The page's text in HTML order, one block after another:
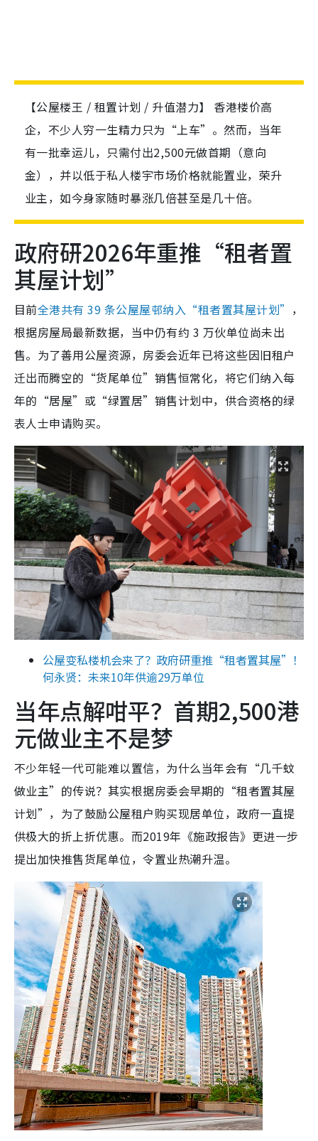
【公屋楼王 / 租置计划 / 升值潜力】 香港楼价高
企，不少人穷一生精力只为“上车”。然而，当年
有一批幸运儿，只需付出2,500元做首期（意向
金），并以低于私人楼宇市场价格就能置业，荣升
业主，如今身家随时暴涨几倍甚至是几十倍。
政府研2026年重推“租者置
其屋计划”
目前全港共有 39 条公屋屋邨纳入“租者置其屋计划” ，
根据房屋局最新数据，当中仍有约 3 万伙单位尚未出
售。为了善用公屋资源，房委会近年已将这些因旧租户
迁出而腾空的“货尾单位”销售恒常化，将它们纳入每
年的“居屋”或“绿置居”销售计划中，供合资格的绿
表人士申请购买。
公屋变私楼机会来了？政府研重推“租者置其屋”！
何永贤：未来10年供逾29万单位
当年点解咁平？首期2,500港
元做业主不是梦
不少年轻一代可能难以置信，为什么当年会有“几千蚊
做业主”的传说？其实根据房委会早期的“租者置其屋
计划”，为了鼓励公屋租户购买现居单位，政府一直提
供极大的折上折优惠。而2019年《施政报告》更进一步
提出加快推售货尾单位，令置业热潮升温。